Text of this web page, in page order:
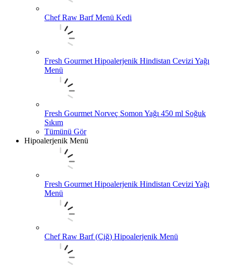
Chef Raw Barf Menü Kedi
Fresh Gourmet Hipoalerjenik Hindistan Cevizi Yağı
Menü
Fresh Gourmet Norveç Somon Yağı 450 ml Soğuk
Sıkım
Tümünü Gör
Hipoalerjenik Menü
Fresh Gourmet Hipoalerjenik Hindistan Cevizi Yağı
Menü
Chef Raw Barf (Çiğ) Hipoalerjenik Menü